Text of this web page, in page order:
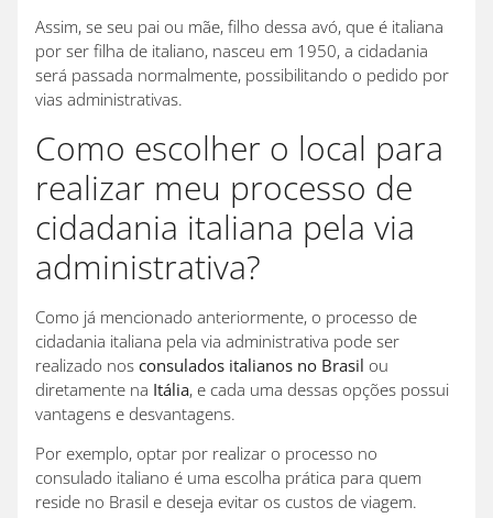
Assim, se seu pai ou mãe, filho dessa avó, que é italiana
por ser filha de italiano, nasceu em 1950, a cidadania
será passada normalmente, possibilitando o pedido por
vias administrativas.
Como escolher o local para
realizar meu processo de
cidadania italiana pela via
administrativa?
Como já mencionado anteriormente, o processo de
cidadania italiana pela via administrativa pode ser
realizado nos consulados italianos no Brasil ou
diretamente na Itália, e cada uma dessas opções possui
vantagens e desvantagens.
Por exemplo, optar por realizar o processo no
consulado italiano é uma escolha prática para quem
reside no Brasil e deseja evitar os custos de viagem.